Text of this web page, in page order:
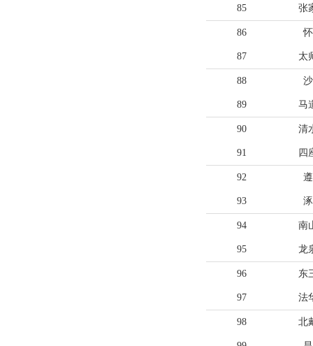
85 张
86
87 太
88
89 马
90 清
91 四
92
93
94 南
95 龙
96 东
97 法
98 北